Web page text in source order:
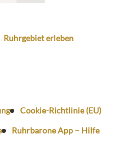
Ruhrgebiet erleben
Cookie-Richtlinie (EU)
Ruhrbarone App – Hilfe